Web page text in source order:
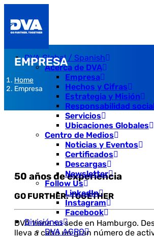
DVA Global / Spanish
Acerca de DVA
Empresa
Hechos y Cifras
Estrategia y Misión
Responsabilidad
Servicios
Ubicaciones Globales
Centro de Medios
Noticias y Eventos
Certificados
Descargas
Newsletter
Follow Us
LinkedIn
Instagram
Facebook
Divisiónes
DVA AGRO
EMPRESA
Home
Empresa
50 años de experiencia
GO FURTHER. TOGETHER
DVA tiene su sede en Hamburgo.
lleva a cabo un gran número de